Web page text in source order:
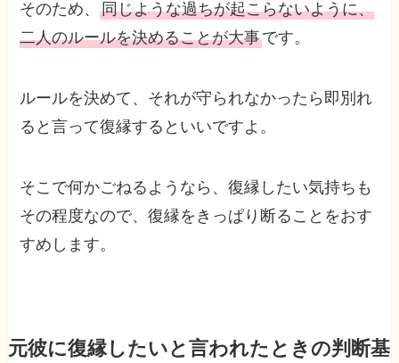
そのため、同じような過ちが起こらないように、
二人のルールを決めることが大事です。
ルールを決めて、それが守られなかったら即別れ
ると言って復縁するといいですよ。
そこで何かごねるようなら、復縁したい気持ちも
その程度なので、復縁をきっぱり断ることをおす
すめします。
元彼に復縁したいと言われたときの判断基